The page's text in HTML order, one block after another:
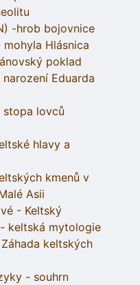
-hrob bojovnice
Hlásnica
poklad
Eduarda
stopa lovců
hlavy a
kmenů v
Asii
- Keltský
keltská mytologie
keltských
- souhrn